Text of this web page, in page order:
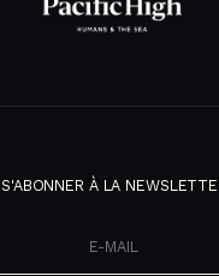
S'ABONNER À LA